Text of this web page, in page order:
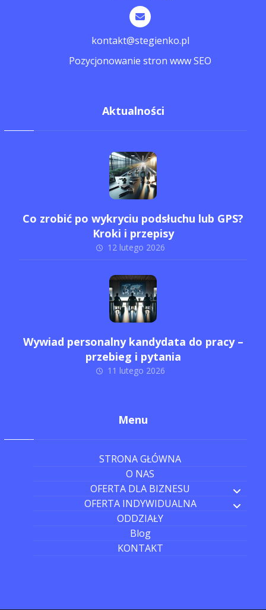
kontakt@stegienko.pl
Pozycjonowanie stron www SEO
Aktualności
Co zrobić po wykryciu podsłuchu lub GPS?
Kroki i przepisy
12 lutego 2026
Wywiad personalny kandydata do pracy –
przebieg i pytania
11 lutego 2026
Menu
STRONA GŁÓWNA
O NAS
OFERTA DLA BIZNESU
OFERTA INDYWIDUALNA
ODDZIAŁY
Blog
KONTAKT